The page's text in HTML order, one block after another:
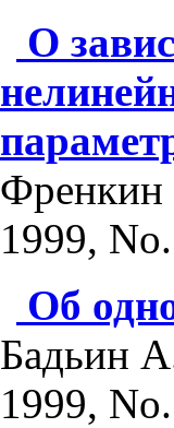
О
Френкин
1999,
Об
Бадьин
1999,